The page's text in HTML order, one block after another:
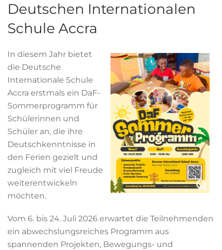
Deutschen Internationalen
Schule Accra
In diesem Jahr bietet
die Deutsche
Internationale Schule
Accra erstmals ein DaF-
Sommerprogramm für
Schülerinnen und
Schüler an, die ihre
Deutschkenntnisse in
den Ferien gezielt und
zugleich mit viel Freude
weiterentwickeln
möchten.
Vom 6. bis 24. Juli 2026 erwartet die Teilnehmenden
ein abwechslungsreiches Programm aus
spannenden Projekten, Bewegungs- und